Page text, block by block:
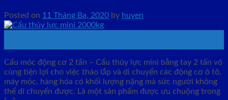
Posted on 11 Tháng Ba, 2020 by huyen
Cẩu móc động cơ 2 tấn – Cẩu thủy lực mini bằng tay 2 tấn vô
cùng tiện lợi cho việc tháo lắp và di chuyển các động cơ ô tô,
máy móc, hàng hóa có khối lượng nặng mà sức người không
thể di chuyển được. Là một sản phẩm được ưu chuộng trong